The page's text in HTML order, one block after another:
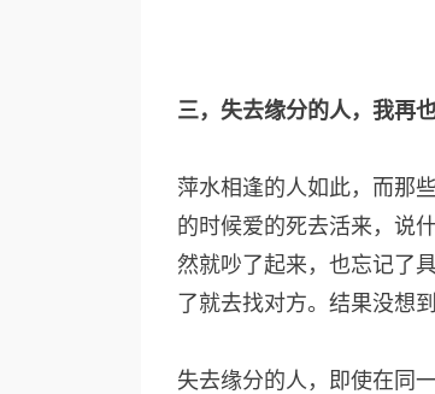
三，失去缘分的人，我再
萍水相逢的人如此，而那
的时候爱的死去活来，说
然就吵了起来，也忘记了
了就去找对方。结果没想
失去缘分的人，即使在同